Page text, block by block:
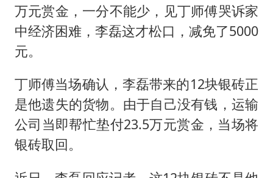
万元赏金，一分不能少，见丁师傅哭诉家
中经济困难，李磊这才松口，减免了5000
元。
丁师傅当场确认，李磊带来的12块银砖正
是他遗失的货物。由于自己没有钱，运输
公司当即帮忙垫付23.5万元赏金，当场将
银砖取回。